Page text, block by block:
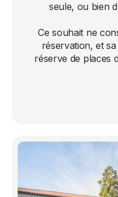
seule, ou bien
Ce souhait ne
réservation, et
réserve de places